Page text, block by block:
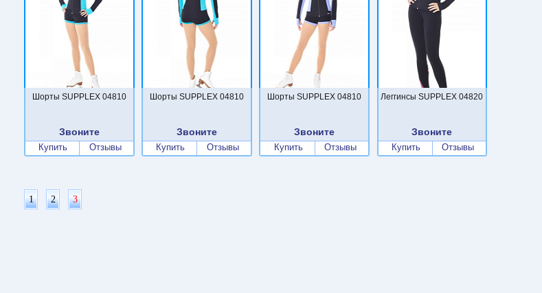
Шорты SUPPLEX 04810
Звоните
Купить Отзывы
Шорты SUPPLEX 04810
Звоните
Купить Отзывы
Шорты SUPPLEX 04810
Звоните
Купить Отзывы
Леггинсы SUPPLEX 04820
Звоните
Купить Отзывы
1 2 3